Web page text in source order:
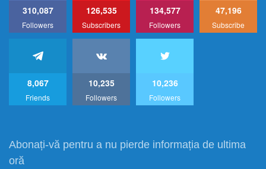
310,087
Followers
126,535
Subscribers
134,577
Followers
47,196
Subscribe
8,067
Friends
10,235
Followers
10,236
Followers
Abonați-vă pentru a nu pierde informația de ultima
oră